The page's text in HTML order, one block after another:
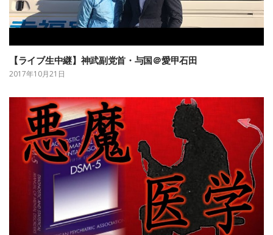
【ライブ生中継】神武副党首・与国＠愛甲石田
2017年10月21日